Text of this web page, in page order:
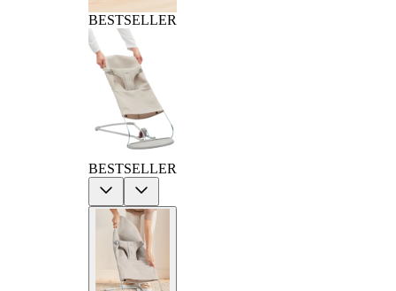
BESTSELLER
BESTSELLER
Previous